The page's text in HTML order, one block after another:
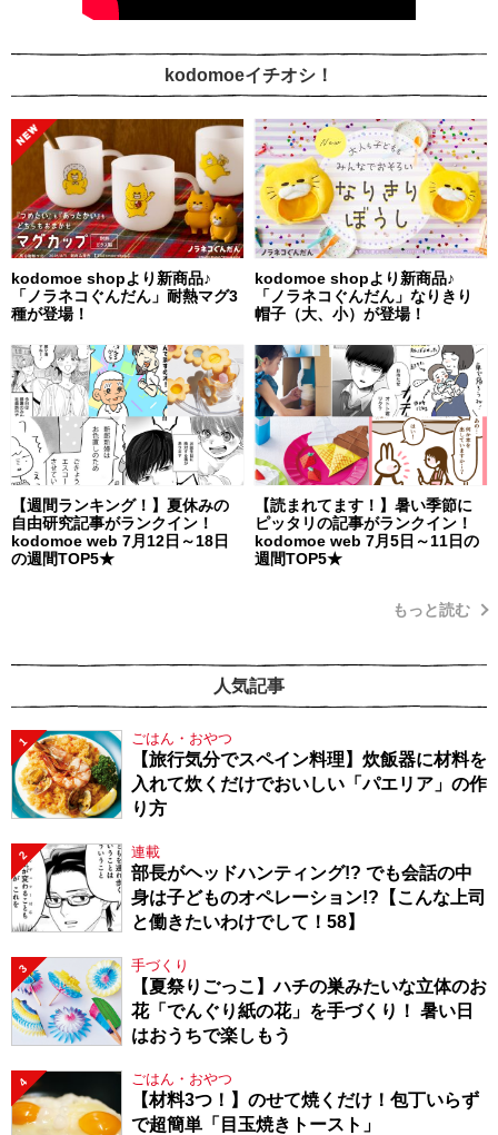
kodomoeイチオシ！
kodomoe shopより新商品♪
「ノラネコぐんだん」耐熱マグ3
種が登場！
kodomoe shopより新商品♪
「ノラネコぐんだん」なりきり
帽子（大、小）が登場！
【週間ランキング！】夏休みの
自由研究記事がランクイン！
kodomoe web 7月12日～18日
の週間TOP5★
【読まれてます！】暑い季節に
ピッタリの記事がランクイン！
kodomoe web 7月5日～11日の
週間TOP5★
もっと読む
人気記事
1 ごはん・おやつ
【旅行気分でスペイン料理】炊飯器に材料を
入れて炊くだけでおいしい「パエリア」の作
り方
2 連載
部長がヘッドハンティング!? でも会話の中
身は子どものオペレーション!?【こんな上司
と働きたいわけでして！58】
3 手づくり
【夏祭りごっこ】ハチの巣みたいな立体のお
花「でんぐり紙の花」を手づくり！ 暑い日
はおうちで楽しもう
4 ごはん・おやつ
【材料3つ！】のせて焼くだけ！包丁いらず
で超簡単「目玉焼きトースト」